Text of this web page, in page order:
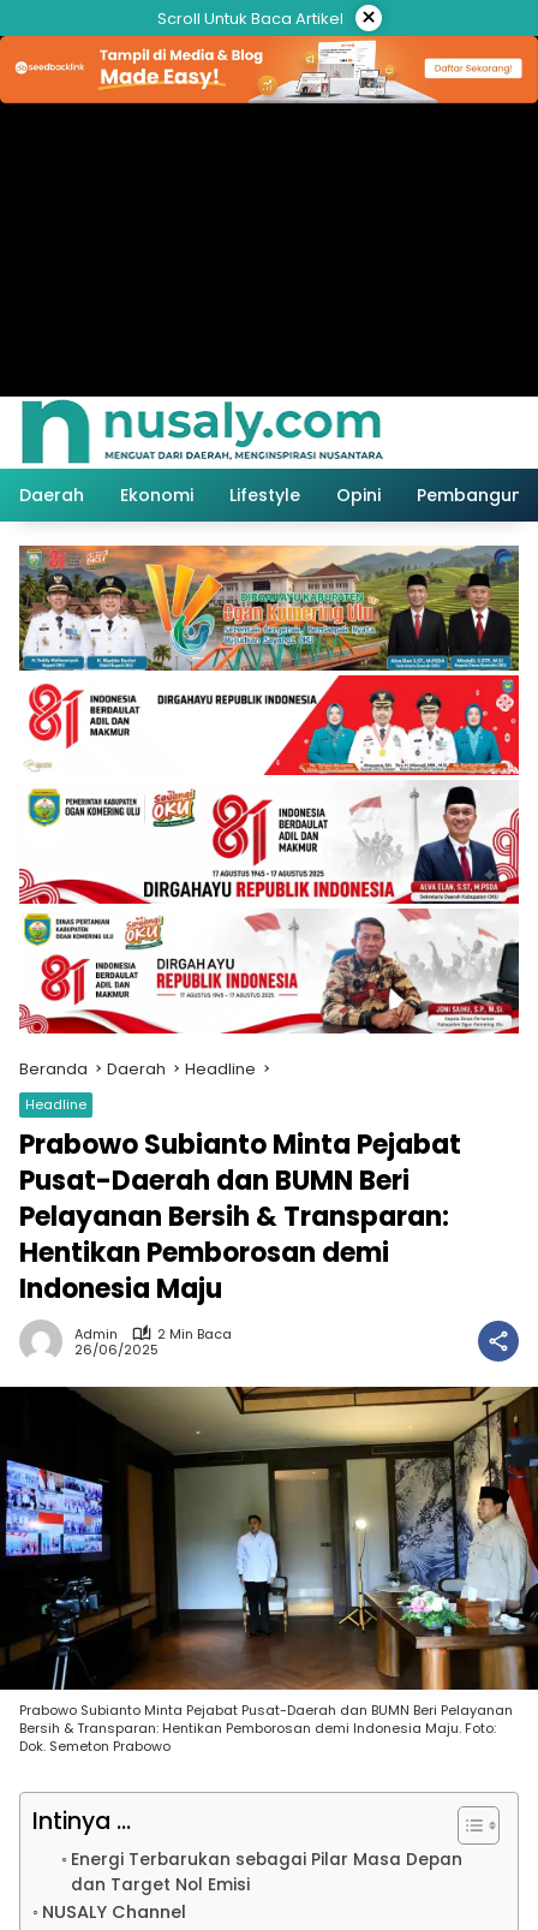
ke
konten
Scroll Untuk Baca Artikel ×
Daerah Ekonomi Lifestyle Opini
Beranda Daerah Headline
Headline
Prabowo Subianto Minta Pejabat
Pusat-Daerah dan BUMN Beri
Pelayanan Bersih & Transparan:
Hentikan Pemborosan demi
Indonesia Maju
Admin
2 Min Baca
26/06/2025
Prabowo Subianto Minta Pejabat Pusat-Daerah dan BUMN Beri Pelayanan
Bersih & Transparan: Hentikan Pemborosan demi Indonesia Maju. Foto:
Dok. Semeton Prabowo
Intinya ...
Energi Terbarukan sebagai Pilar Masa Depan
dan Target Nol Emisi
NUSALY Channel